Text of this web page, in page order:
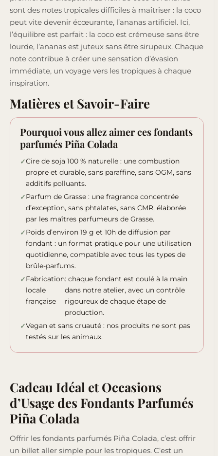
sont des notes tropicales difficiles à maîtriser : la coco
peut vite devenir écœurante, l’ananas artificiel. Ici,
l’équilibre est parfait : la coco est crémeuse sans être
lourde, l’ananas est juteux sans être sirupeux. Chaque
note contribue à créer une sensation d’évasion
immédiate, un voyage vers les tropiques à chaque
inspiration.
Matières et Savoir-Faire
Pourquoi vous allez aimer ces fondants
parfumés Piña Colada
Cire de soja 100 % naturelle : une combustion
propre et durable, sans paraffine, sans OGM, sans
additifs polluants.
Parfum de Grasse : une fragrance concentrée
d’exception, sans phtalates, sans CMR, élaborée
par les maîtres parfumeurs de Grasse.
Poids d’environ 19 g et 10h de diffusion par
fondant : un format pratique pour une utilisation
quotidienne, compatible avec tous les types de
brûle-parfums.
Fabrication
locale
française
: chaque fondant est coulé à la main
dans notre atelier, avec un contrôle
rigoureux de chaque étape de
production.
Vegan et sans cruauté : nos produits ne sont pas
testés sur les animaux.
Cadeau Idéal et Occasions
d’Usage des Fondants Parfumés
Piña Colada
Offrir les fondants parfumés Piña Colada, c’est offrir
un billet aller simple pour les tropiques. C’est un